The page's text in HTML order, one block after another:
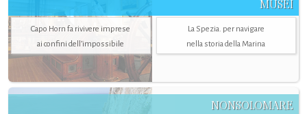
MUSEI
Capo Horn fa rivivere imprese
ai confini dell’impossibile
La Spezia. per navigare
nella storia della Marina
NONSOLOMARE